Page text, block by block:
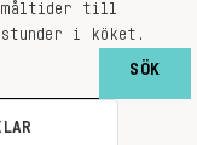
till
i köket.